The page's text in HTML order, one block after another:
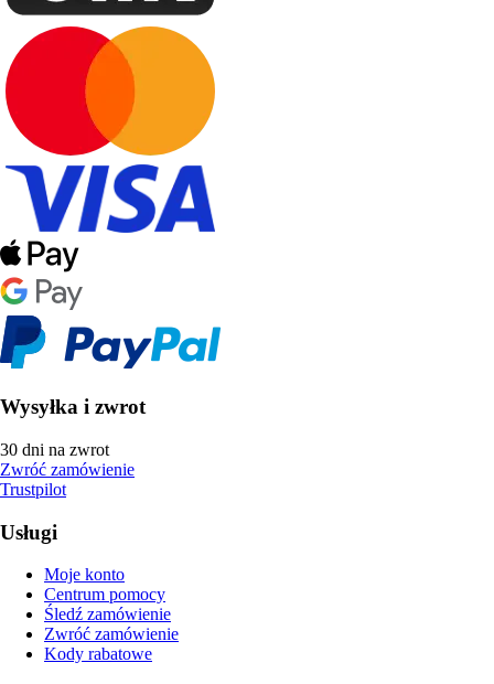
Wysyłka i zwrot
30 dni na zwrot
Zwróć zamówienie
Trustpilot
Usługi
Moje konto
Centrum pomocy
Śledź zamówienie
Zwróć zamówienie
Kody rabatowe